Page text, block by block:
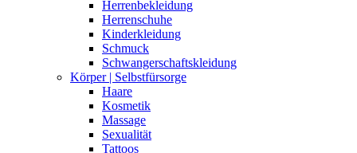
Herrenbekleidung
Herrenschuhe
Kinderkleidung
Schmuck
Schwangerschaftskleidung
Körper | Selbstfürsorge
Haare
Kosmetik
Massage
Sexualität
Tattoos